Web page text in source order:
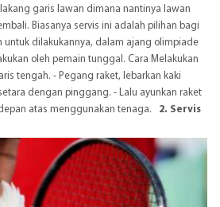
garis lawan dimana nantinya lawan
Biasanya servis ini adalah pilihan bagi
untuk dilakukannya, dalam ajang olimpiade
oleh pemain tunggal. Cara Melakukan
tengah. - Pegang raket, lebarkan kaki
dengan pinggang. - Lalu ayunkan raket
atas menggunakan tenaga. 2. Servis